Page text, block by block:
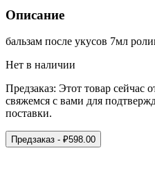
Описание
бальзам после укусов 7мл
Нет в наличии
Предзаказ: Этот товар сейчас
свяжемся с вами для
поставки.
Предзаказ - ₽598.00